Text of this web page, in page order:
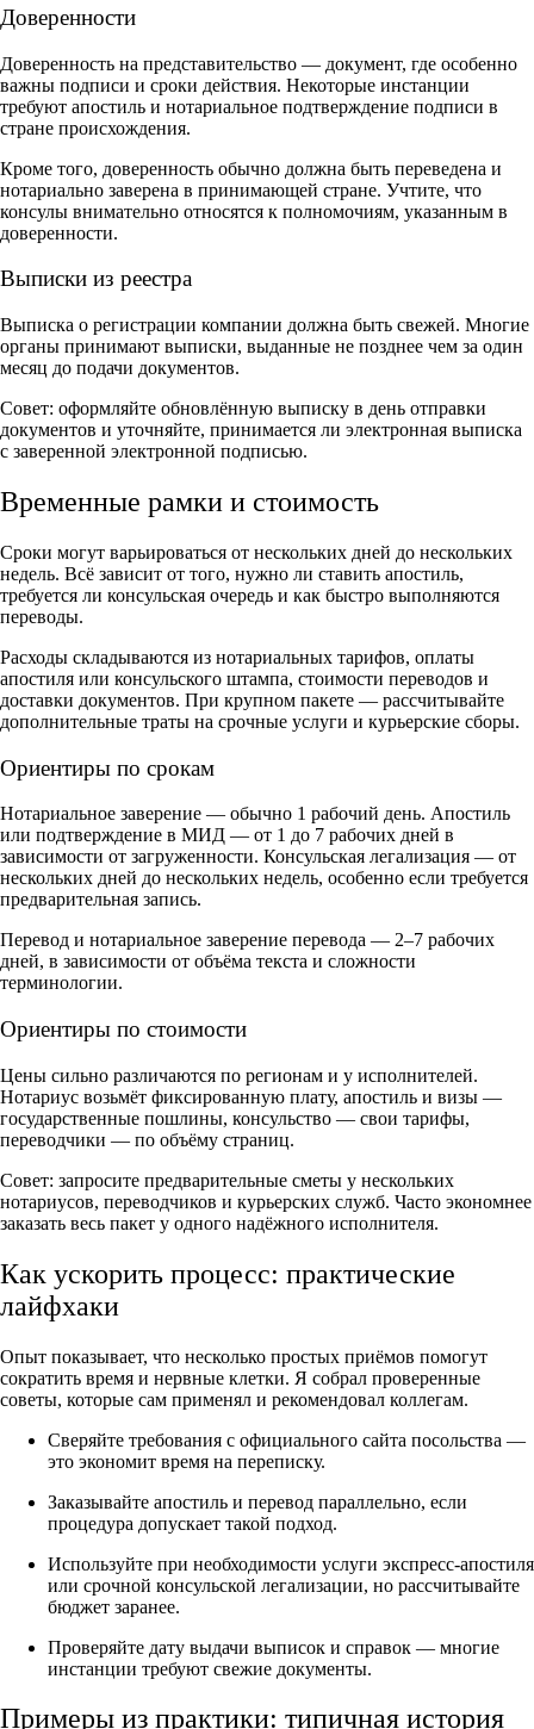
Доверенности
Доверенность на представительство — документ, где особенно
важны подписи и сроки действия. Некоторые инстанции
требуют апостиль и нотариальное подтверждение подписи в
стране происхождения.
Кроме того, доверенность обычно должна быть переведена и
нотариально заверена в принимающей стране. Учтите, что
консулы внимательно относятся к полномочиям, указанным в
доверенности.
Выписки из реестра
Выписка о регистрации компании должна быть свежей. Многие
органы принимают выписки, выданные не позднее чем за один
месяц до подачи документов.
Совет: оформляйте обновлённую выписку в день отправки
документов и уточняйте, принимается ли электронная выписка
с заверенной электронной подписью.
Временные рамки и стоимость
Сроки могут варьироваться от нескольких дней до нескольких
недель. Всё зависит от того, нужно ли ставить апостиль,
требуется ли консульская очередь и как быстро выполняются
переводы.
Расходы складываются из нотариальных тарифов, оплаты
апостиля или консульского штампа, стоимости переводов и
доставки документов. При крупном пакете — рассчитывайте
дополнительные траты на срочные услуги и курьерские сборы.
Ориентиры по срокам
Нотариальное заверение — обычно 1 рабочий день. Апостиль
или подтверждение в МИД — от 1 до 7 рабочих дней в
зависимости от загруженности. Консульская легализация — от
нескольких дней до нескольких недель, особенно если требуется
предварительная запись.
Перевод и нотариальное заверение перевода — 2–7 рабочих
дней, в зависимости от объёма текста и сложности
терминологии.
Ориентиры по стоимости
Цены сильно различаются по регионам и у исполнителей.
Нотариус возьмёт фиксированную плату, апостиль и визы —
государственные пошлины, консульство — свои тарифы,
переводчики — по объёму страниц.
Совет: запросите предварительные сметы у нескольких
нотариусов, переводчиков и курьерских служб. Часто экономнее
заказать весь пакет у одного надёжного исполнителя.
Как ускорить процесс: практические
лайфхаки
Опыт показывает, что несколько простых приёмов помогут
сократить время и нервные клетки. Я собрал проверенные
советы, которые сам применял и рекомендовал коллегам.
Сверяйте требования с официального сайта посольства —
это экономит время на переписку.
Заказывайте апостиль и перевод параллельно, если
процедура допускает такой подход.
Используйте при необходимости услуги экспресс-апостиля
или срочной консульской легализации, но рассчитывайте
бюджет заранее.
Проверяйте дату выдачи выписок и справок — многие
инстанции требуют свежие документы.
Примеры из практики: типичная история